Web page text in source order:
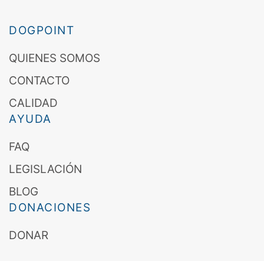
DOGPOINT
QUIENES SOMOS
CONTACTO
CALIDAD
AYUDA
FAQ
LEGISLACIÓN
BLOG
DONACIONES
DONAR